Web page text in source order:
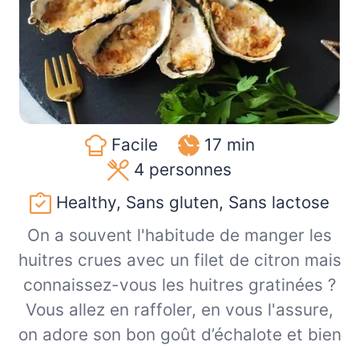
Facile
17 min
4 personnes
Healthy, Sans gluten, Sans lactose
On a souvent l'habitude de manger les
huitres crues avec un filet de citron mais
connaissez-vous les huitres gratinées ?
Vous allez en raffoler, en vous l'assure,
on adore son bon goût d’échalote et bien